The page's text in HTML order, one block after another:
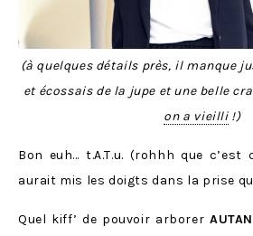
(à quelques détails près, il manque
et écossais de la jupe et une belle
on a vieilli!)
Bon euh… t.A.T.u. (rohhh que
aurait mis les doigts dans la prise
Quel kiff’ de pouvoir arborer